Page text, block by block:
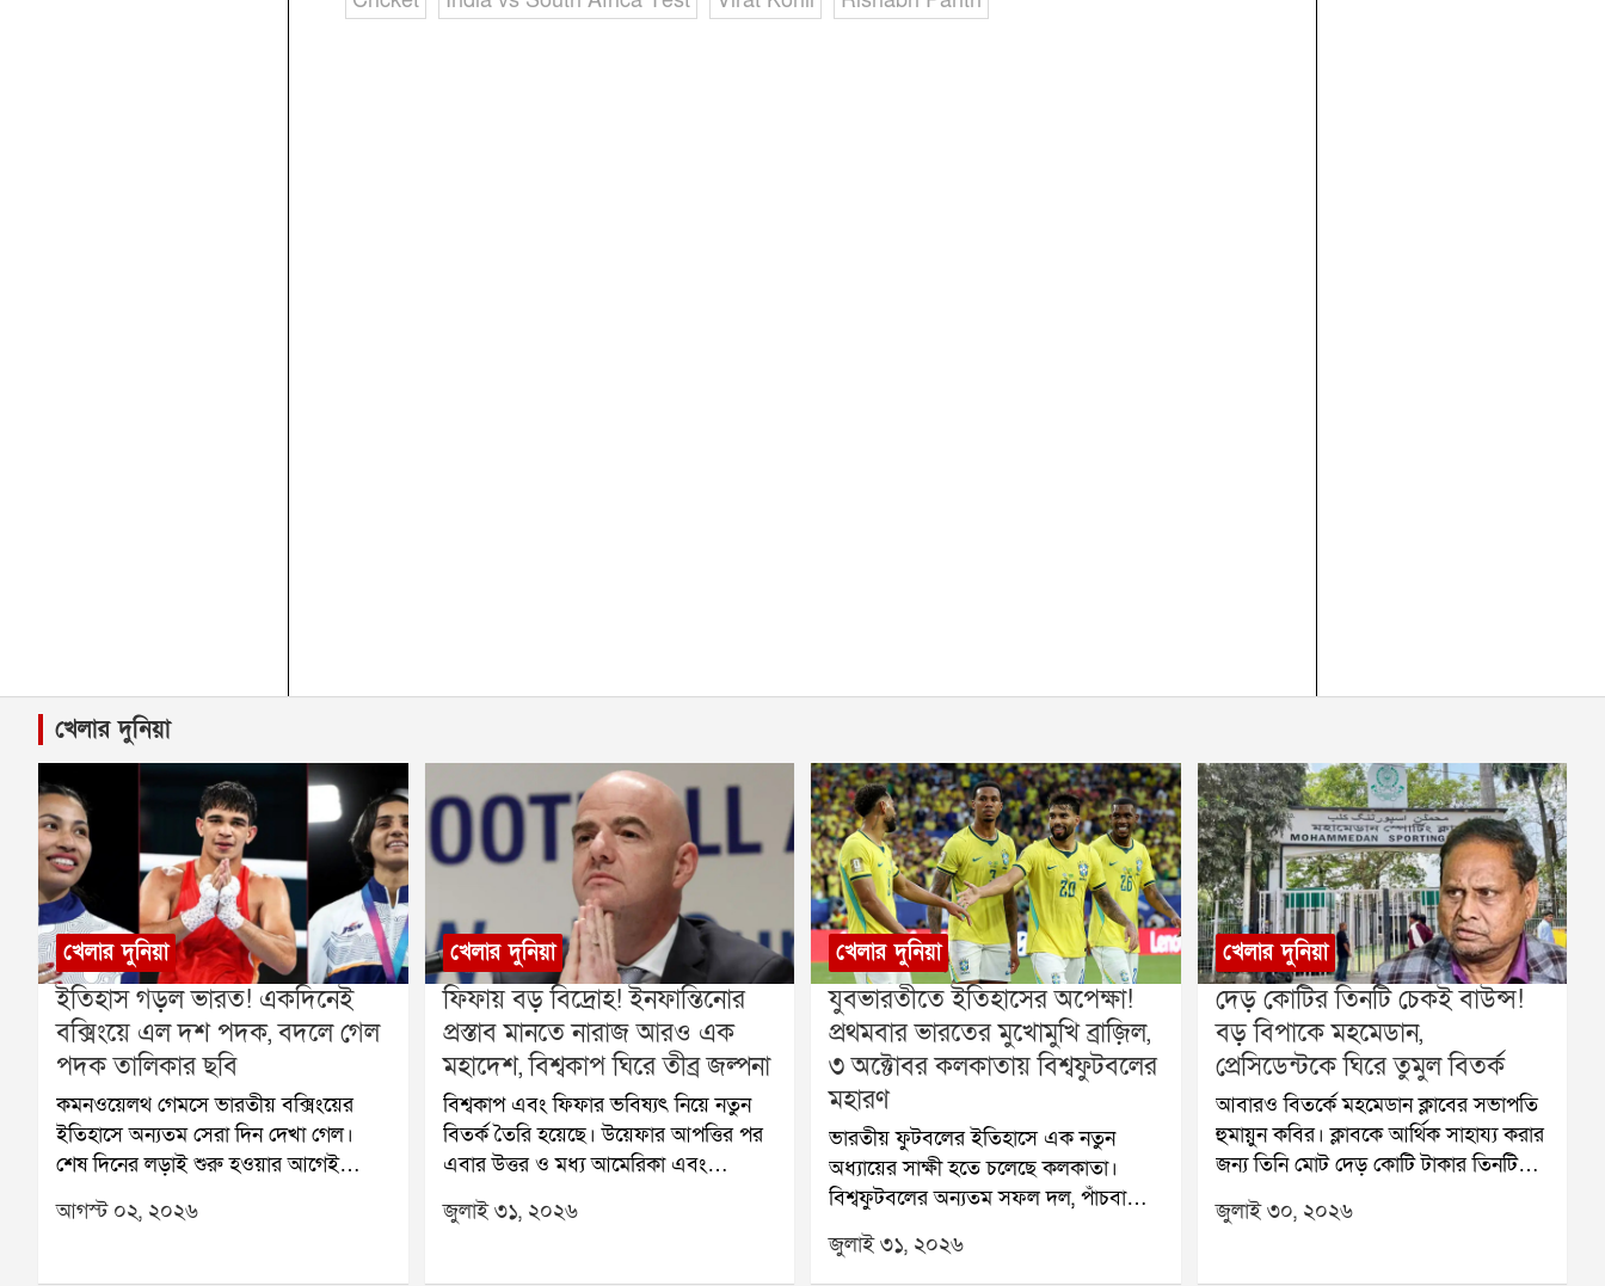
খেলার দুনিয়া
খেলার দুনিয়া
ইতিহাস গড়ল ভারত! একদিনেই
বক্সিংয়ে এল দশ পদক, বদলে গেল
পদক তালিকার ছবি
কমনওয়েলথ গেমসে ভারতীয় বক্সিংয়ের
ইতিহাসে অন্যতম সেরা দিন দেখা গেল।
শেষ দিনের লড়াই শুরু হওয়ার আগেই
নিশ্চিত হয়ে গিয়েছিল, এবার একসঙ্গে দশটি
পদক জিততে চলেছেন ভারতের বক্সাররা।
আগস্ট ০২, ২০২৬
খেলার দুনিয়া
ফিফায় বড় বিদ্রোহ! ইনফান্তিনোর
প্রস্তাব মানতে নারাজ আরও এক
মহাদেশ, বিশ্বকাপ ঘিরে তীব্র জল্পনা
বিশ্বকাপ এবং ফিফার ভবিষ্যৎ নিয়ে নতুন
বিতর্ক তৈরি হয়েছে। উয়েফার আপত্তির পর
এবার উত্তর ও মধ্য আমেরিকা এবং
ক্যারিবিয়ান অঞ্চলের ফুটবল সংস্থা
কনকাকাফও ফিফা সভাপতি জিয়ান্নি
জুলাই ৩১, ২০২৬
খেলার দুনিয়া
যুবভারতীতে ইতিহাসের অপেক্ষা!
প্রথমবার ভারতের মুখোমুখি ব্রাজ়িল,
৩ অক্টোবর কলকাতায় বিশ্বফুটবলের
মহারণ
ভারতীয় ফুটবলের ইতিহাসে এক নতুন
অধ্যায়ের সাক্ষী হতে চলেছে কলকাতা।
বিশ্বফুটবলের অন্যতম সফল দল, পাঁচবারের
বিশ্বকাপজয়ী ব্রাজ়িল প্রথমবারের মতো
ভারতের বিরুদ্ধে প্রদর্শনী ম্যাচ খেলতে
জুলাই ৩১, ২০২৬
খেলার দুনিয়া
দেড় কোটির তিনটি চেকই বাউন্স!
বড় বিপাকে মহমেডান,
প্রেসিডেন্টকে ঘিরে তুমুল বিতর্ক
আবারও বিতর্কে মহমেডান ক্লাবের সভাপতি
হুমায়ুন কবির। ক্লাবকে আর্থিক সাহায্য করার
জন্য তিনি মোট দেড় কোটি টাকার তিনটি
চেক দিয়েছিলেন। কিন্তু সেই তিনটি চেকই
বাউন্স করেছে বলে অভিযোগ। এই ঘটনায়
জুলাই ৩০, ২০২৬